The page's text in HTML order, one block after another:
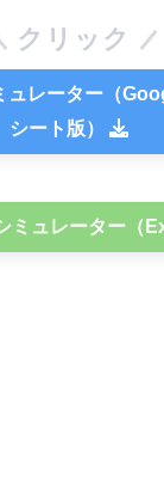
クリック
ュレーター（
シート版）
ミュレーター（